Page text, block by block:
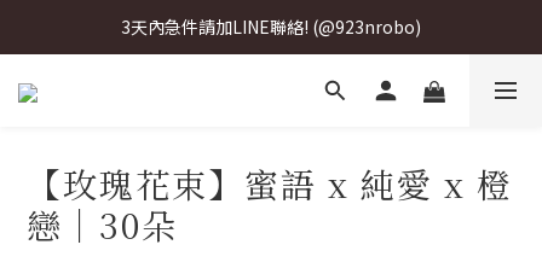
3天內急件請加LINE聯絡! (@923nrobo)
3天內急件請加LINE聯絡! (@923nrobo)
3天內急件請加LINE聯絡! (@923nrobo)
【玫瑰花束】蜜語 x 純愛 x 橙
戀｜30朵